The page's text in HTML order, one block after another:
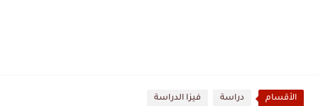
الأقسام دراسة فيزا الدراسة